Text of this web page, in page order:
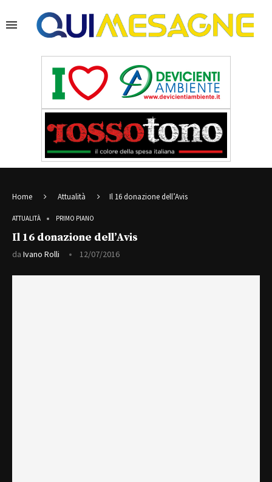
Home Attualità Il 16 donazione dell’Avis
ATTUALITÀ PRIMO PIANO
Il 16 donazione dell’Avis
da Ivano Rolli 12/07/2016